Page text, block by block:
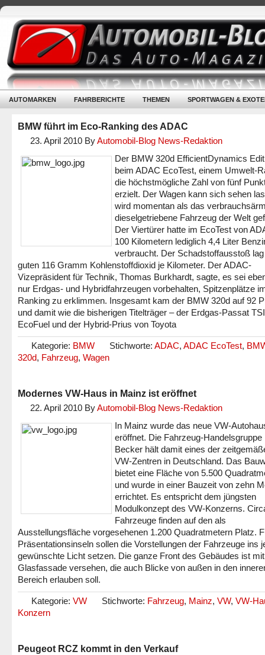
AUTOMARKEN FAHRBERICHTE THEMEN SPORTWAGEN &
BMW führt im Eco-Ranking des ADAC
23. April 2010 ByAutomobil-Blog News-Redaktion
Der BMW 320d EfficientDynamics
beim ADAC EcoTest, einem Umwelt-
die höchstmögliche Zahl von fünf
erzielt. Der Wagen kann sich sehen
wird momentan als das
dieselgetriebene Fahrzeug der Welt
Der Viertürer hatte im EcoTest von
100 Kilometern lediglich 4,4 Liter
verbraucht. Der Schadstoffausstoß
guten 116 Gramm Kohlenstoffdioxid je Kilometer. Der ADAC-
Vizepräsident für Technik, Thomas Burkhardt, sagte, es sei
nur Erdgas- und Hybridfahrzeugen vorbehalten, Spitzenplätze
Ranking zu erklimmen. Insgesamt kam der BMW 320d auf 92
und damit wie die bisherigen Titelträger – der Erdgas-Passat TSI
EcoFuel und der Hybrid-Prius von Toyota
Kategorie: BMW Stichworte: ADAC, ADAC EcoTest,
320d, Fahrzeug, Wagen
Modernes VW-Haus in Mainz ist eröffnet
22. April 2010 ByAutomobil-Blog News-Redaktion
In Mainz wurde das neue VW-
eröffnet. Die Fahrzeug-Handelsgruppe
Becker hält damit eines der
VW-Zentren in Deutschland. Das
bietet eine Fläche von 5.500
und wurde in einer Bauzeit von zehn
errichtet. Es entspricht dem jüngsten
Modulkonzept des VW-Konzerns.
Fahrzeuge finden auf den als
Ausstellungsfläche vorgesehenen 1.200 Quadratmetern Platz.
Präsentationsinseln sollen die Vorstellungen der Fahrzeuge ins
gewünschte Licht setzen. Die ganze Front des Gebäudes ist
Glasfassade versehen, die auch Blicke von außen in den
Bereich erlauben soll.
Kategorie: VW Stichworte: Fahrzeug, Mainz, VW, VW-
Konzern
Peugeot RCZ kommt in den Verkauf